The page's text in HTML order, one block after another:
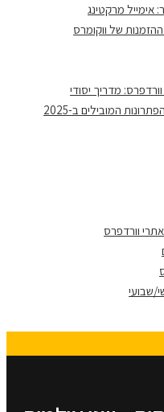
מרקטינג
של ווקומרס
וורדפרס
שבועי